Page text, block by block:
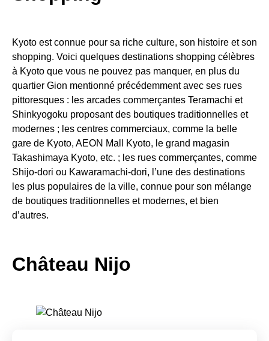
Kyoto est connue pour sa riche culture, son histoire et son
shopping. Voici quelques destinations shopping célèbres
à Kyoto que vous ne pouvez pas manquer, en plus du
quartier Gion mentionné précédemment avec ses rues
pittoresques : les arcades commerçantes Teramachi et
Shinkyogoku proposant des boutiques traditionnelles et
modernes ; les centres commerciaux, comme la belle
gare de Kyoto, AEON Mall Kyoto, le grand magasin
Takashimaya Kyoto, etc. ; les rues commerçantes, comme
Shijo-dori ou Kawaramachi-dori, l’une des destinations
les plus populaires de la ville, connue pour son mélange
de boutiques traditionnelles et modernes, et bien
d’autres.
Château Nijo